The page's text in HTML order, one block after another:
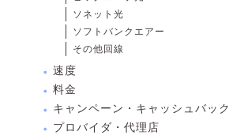
ソネット光
ソフトバンクエアー
その他回線
速度
料金
キャンペーン・キャッシュバック
プロバイダ・代理店